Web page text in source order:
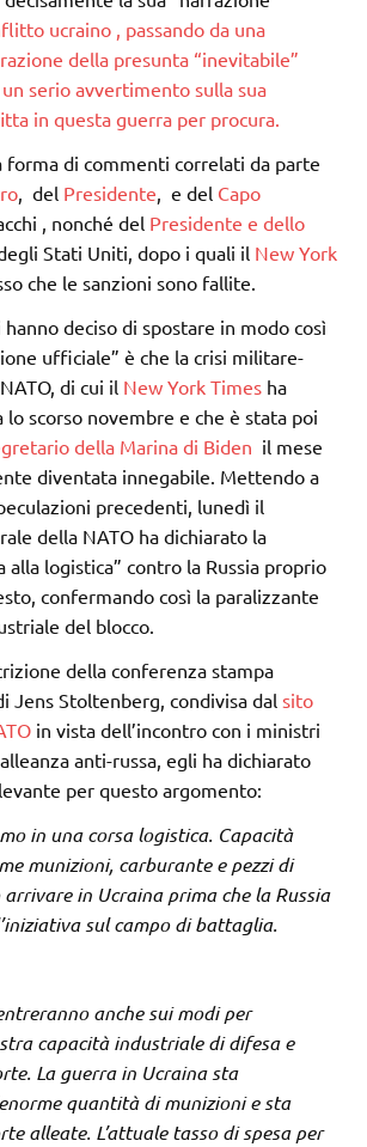
ucraino , passando da una
della presunta “inevitabile”
serio avvertimento sulla sua
in questa guerra per procura
forma di commenti correlati da parte
, del Presidente , e del Capo
, nonché del Presidente e dello
Stati Uniti , dopo i quali il New York
che le sanzioni sono fallite.
deciso di spostare in modo così
ufficiale” è che la crisi militare-
di cui il New York Times ha
lo scorso novembre e che è stata poi
della Marina di Biden il mese
diventata innegabile. Mettendo a
precedenti, lunedì il
della NATO ha dichiarato la
alla logistica” contro la Russia proprio
confermando così la paralizzante
del blocco.
della conferenza stampa
Jens Stoltenberg, condivisa dal sito
in vista dell’incontro con i ministri
anti-russa, egli ha dichiarato
per questo argomento:
in una corsa logistica. Capacità
munizioni, carburante e pezzi di
in Ucraina prima che la Russia
sul campo di battaglia.
anche sui modi per
capacità industriale di difesa e
La guerra in Ucraina sta
quantità di munizioni e sta
alleate. L’attuale tasso di spesa per